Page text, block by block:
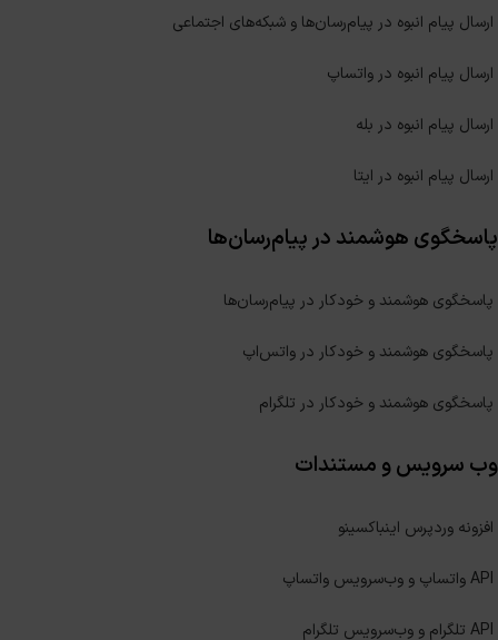
ارسال پیام انبوه در پیام‌رسان‌ها و شبکه‌های اجتماعی
ارسال پیام انبوه در واتساپ
ارسال پیام انبوه در بله
ارسال پیام انبوه در ایتا
پاسخگوی هوشمند در پیام‌رسان‌ها
پاسخگوی هوشمند و خودکار در پیام‌رسان‌ها
پاسخگوی هوشمند و خودکار در واتس‌اپ
پاسخگوی هوشمند و خودکار در تلگرام
وب سرویس و مستندات
افزونه وردپرس اینباکسینو
API واتساپ و وب‌سرویس واتساپ
API تلگرام و وب‌سرویس تلگرام